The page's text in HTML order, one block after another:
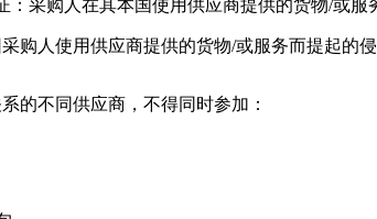
：采购人在其本国使用供应商提供的货物/或
购人使用供应商提供的货物/或服务而提起的
的不同供应商，不得同时参加：